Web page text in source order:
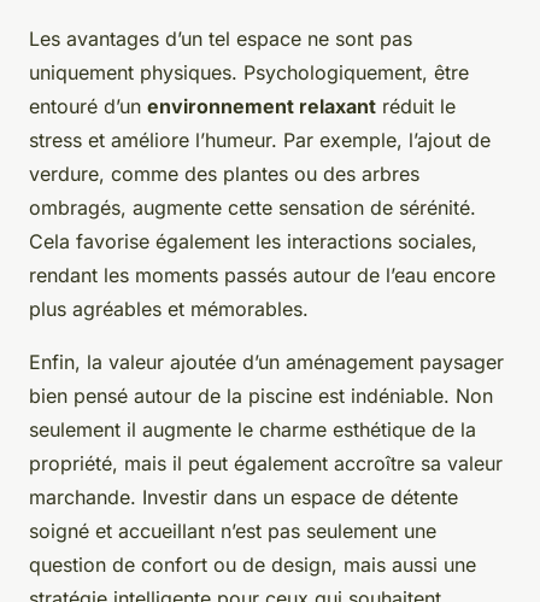
Les avantages d’un tel espace ne sont pas
uniquement physiques. Psychologiquement, être
entouré d’un environnement relaxant réduit le
stress et améliore l’humeur. Par exemple, l’ajout de
verdure, comme des plantes ou des arbres
ombragés, augmente cette sensation de sérénité.
Cela favorise également les interactions sociales,
rendant les moments passés autour de l’eau encore
plus agréables et mémorables.
Enfin, la valeur ajoutée d’un aménagement paysager
bien pensé autour de la piscine est indéniable. Non
seulement il augmente le charme esthétique de la
propriété, mais il peut également accroître sa valeur
marchande. Investir dans un espace de détente
soigné et accueillant n’est pas seulement une
question de confort ou de design, mais aussi une